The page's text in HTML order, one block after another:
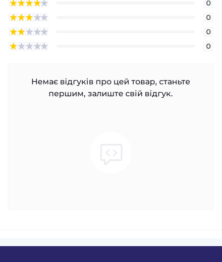
0
0
0
0
Немає відгуків про цей товар, станьте
першим, залиште свій відгук.